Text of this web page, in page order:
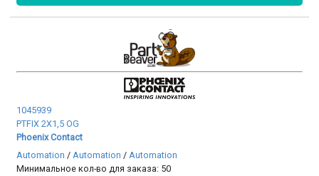
1045939
PTFIX 2X1,5 OG
Phoenix Contact
Automation /Automation /Automation
Минимальное кол-во для заказа: 50